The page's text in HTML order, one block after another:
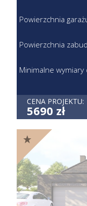
Powierzchnia
Powierzchnia
Minimalne wymiary
CENA PROJEKTU:
5690 zł